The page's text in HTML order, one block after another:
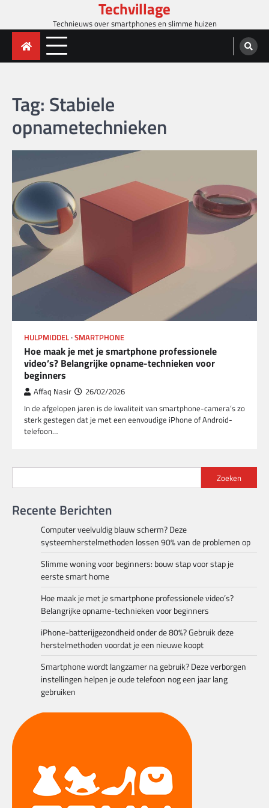
content
Techvillage
Technieuws over smartphones en slimme huizen
Tag: Stabiele
opnametechnieken
HULPMIDDEL SMARTPHONE
Hoe maak je met je smartphone professionele
video’s? Belangrijke opname-technieken voor
beginners
Affaq Nasir 26/02/2026
In de afgelopen jaren is de kwaliteit van smartphone-camera’s zo
sterk gestegen dat je met een eenvoudige iPhone of Android-
telefoon…
Zoeken
Recente Berichten
Computer veelvuldig blauw scherm? Deze
systeemherstelmethoden lossen 90% van de problemen op
Slimme woning voor beginners: bouw stap voor stap je
eerste smart home
Hoe maak je met je smartphone professionele video’s?
Belangrijke opname-technieken voor beginners
iPhone-batterijgezondheid onder de 80%? Gebruik deze
herstelmethoden voordat je een nieuwe koopt
Smartphone wordt langzamer na gebruik? Deze verborgen
instellingen helpen je oude telefoon nog een jaar lang
gebruiken